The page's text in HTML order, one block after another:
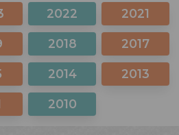
2022 2021
2018 2017
2014 2013
2010